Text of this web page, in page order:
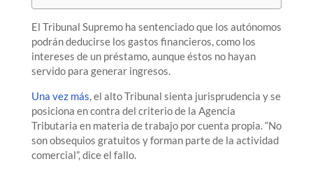
El Tribunal Supremo ha sentenciado que los autónomos
podrán deducirse los gastos financieros, como los
intereses de un préstamo, aunque éstos no hayan
servido para generar ingresos.
Una vez más, el alto Tribunal sienta jurisprudencia y se
posiciona en contra del criterio de la Agencia
Tributaria en materia de trabajo por cuenta propia. “No
son obsequios gratuitos y forman parte de la actividad
comercial”, dice el fallo.